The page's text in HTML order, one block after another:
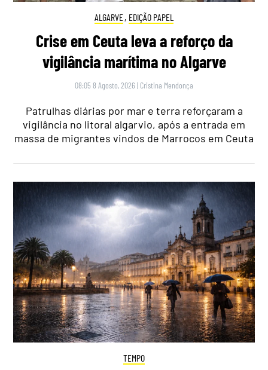
ALGARVE, EDIÇÃO PAPEL
Crise em Ceuta leva a reforço da
vigilância marítima no Algarve
08:05 8 Agosto, 2026 | Cristina Mendonça
Patrulhas diárias por mar e terra reforçaram a
vigilância no litoral algarvio, após a entrada em
massa de migrantes vindos de Marrocos em Ceuta
TEMPO